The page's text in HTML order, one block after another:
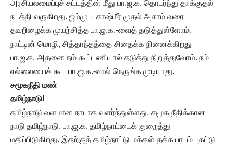
அரசியலமைப்புச் சட்டத்தின் மீது பா.ஜ.க. தொடர்ந்து தாக்குதல்
நடத்தி வருகிறது. ஜம்மு – காஷ்மீர் முதல் அசாம் வரை
தவறிழைக்க முயற்சித்த பா.ஜ.க.-வைத் தடுத்துள்ளோம்.
நாட்டின் மொழி, சித்தாந்தத்தை சிதைக்க நினைக்கிறது
பா.ஜ.க. அதனை நம் கூட்டணியால் தடுத்து நிறுத்துவோம். நம்
எல்லையைக் கூட பா.ஜ.க.-வால் நெருங்க முடியாது.
சமூகநீதி மண்
தமிழ்நாடு!
தமிழ்நாடு வளமான நாடாக வளர்ந்துள்ளது. சமூக நீதிக்கான
நாடு தமிழ்நாடு. பா.ஜ.க. தமிழ்நாட்டைக் குறைத்து
மதிப்பிடுகிறது. இதற்குத் தமிழ்நாட்டு மக்கள் தக்க பாடம் புகட்டு